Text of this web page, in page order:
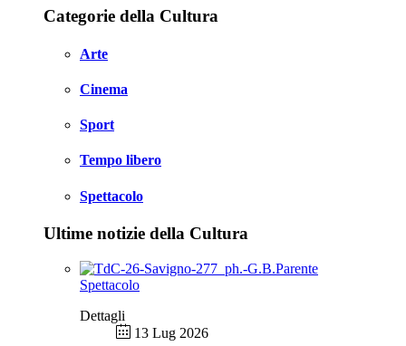
Categorie della Cultura
Arte
Cinema
Sport
Tempo libero
Spettacolo
Ultime notizie della Cultura
Spettacolo
Dettagli
13 Lug 2026